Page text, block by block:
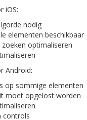
iOS:
nodig
elementen beschikbaar
optimaliseren
Android:
op sommige elementen
moet opgelost worden
controls